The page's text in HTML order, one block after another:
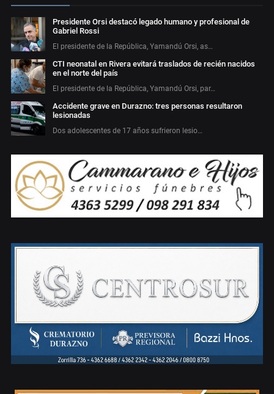
Presidente Orsi destacó legado humano y profesional de
Gabriel Rossi
El presidente de la República, Yamandú Orsi, as…
CTI neonatal en Rivera evitará traslados de recién nacidos
en el norte del país
El presidente de la República, Yamandú Orsi, par…
Accidente grave en Durazno: tres personas resultaron
lesionadas
Dos adolescentes de 17 años sufrieron lesio…